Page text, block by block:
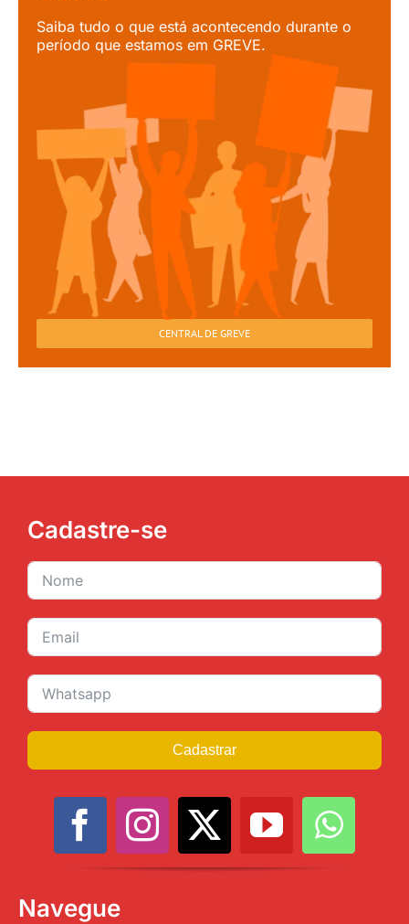
Saiba tudo o que está acontecendo durante o
período que estamos em GREVE.
CENTRAL DE GREVE
Cadastre-se
Cadastrar
Navegue